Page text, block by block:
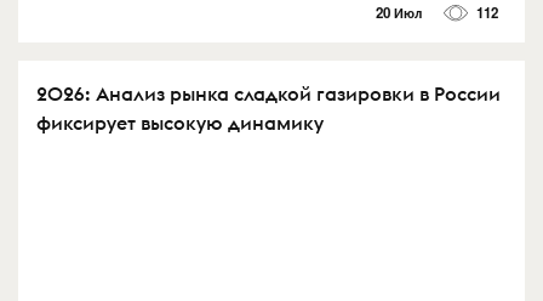
20 Июл 112
2026: Анализ рынка сладкой газировки в России
фиксирует высокую динамику